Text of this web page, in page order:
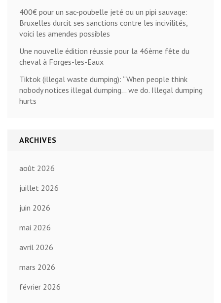
400€ pour un sac-poubelle jeté ou un pipi sauvage:
Bruxelles durcit ses sanctions contre les incivilités,
voici les amendes possibles
Une nouvelle édition réussie pour la 46ème fête du
cheval à Forges-les-Eaux
Tiktok (illegal waste dumping): “When people think
nobody notices illegal dumping… we do. Illegal dumping
hurts
ARCHIVES
août 2026
juillet 2026
juin 2026
mai 2026
avril 2026
mars 2026
février 2026